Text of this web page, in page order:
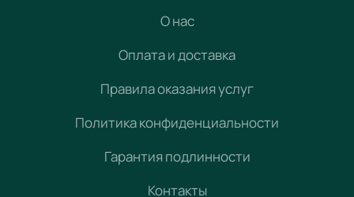
О нас
Оплата и доставка
Правила оказания услуг
Политика конфиденциальности
Гарантия подлинности
Контакты